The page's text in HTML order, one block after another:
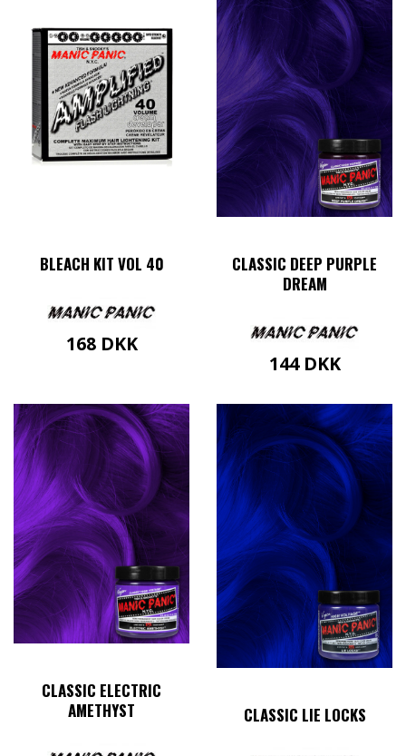
BLEACH KIT VOL 40
168 DKK
CLASSIC DEEP PURPLE
DREAM
144 DKK
CLASSIC ELECTRIC
AMETHYST
CLASSIC LIE LOCKS